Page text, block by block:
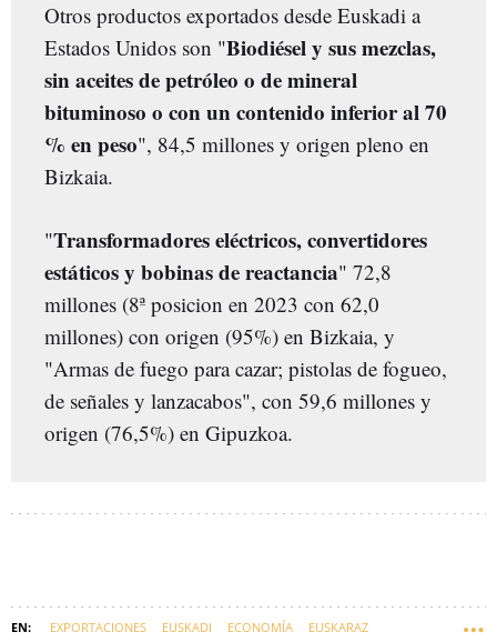
Otros productos exportados desde Euskadi a
Estados Unidos son "Biodiésel y sus mezclas,
sin aceites de petróleo o de mineral
bituminoso o con un contenido inferior al 70
% en peso", 84,5 millones y origen pleno en
Bizkaia.
"Transformadores eléctricos, convertidores
estáticos y bobinas de reactancia" 72,8
millones (8ª posicion en 2023 con 62,0
millones) con origen (95%) en Bizkaia, y
"Armas de fuego para cazar; pistolas de fogueo,
de señales y lanzacabos", con 59,6 millones y
origen (76,5%) en Gipuzkoa.
EXPORTACIONES EUSKADI ECONOMÍA EUSKARAZ